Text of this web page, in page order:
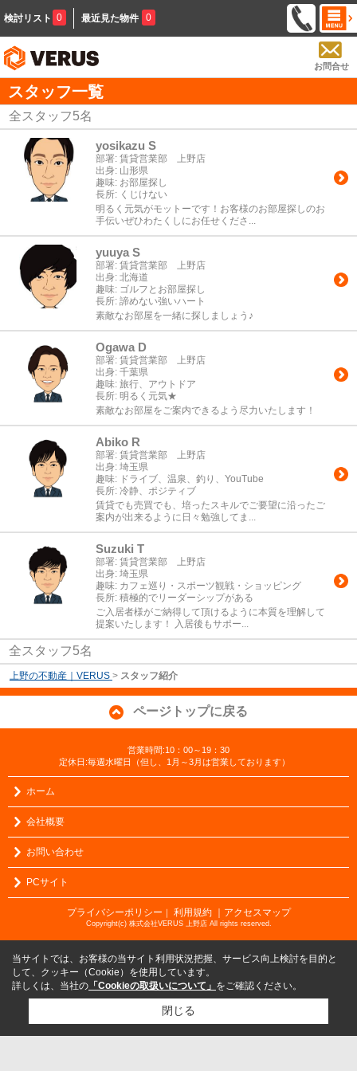
検討リスト 0 最近見た物件 0
お問合せ
スタッフ一覧
全スタッフ5名
yosikazu S
部署: 賃貸営業部 上野店
出身: 山形県
趣味: お部屋探し
長所: くじけない
明るく元気がモットーです！お客様のお部屋探しのお
手伝いぜひわたくしにお任せくださ...
yuuya S
部署: 賃貸営業部 上野店
出身: 北海道
趣味: ゴルフとお部屋探し
長所: 諦めない強いハート
素敵なお部屋を一緒に探しましょう♪
Ogawa D
部署: 賃貸営業部 上野店
出身: 千葉県
趣味: 旅行、アウトドア
長所: 明るく元気★
素敵なお部屋をご案内できるよう尽力いたします！
Abiko R
部署: 賃貸営業部 上野店
出身: 埼玉県
趣味: ドライブ、温泉、釣り、YouTube
長所: 冷静、ポジティブ
賃貸でも売買でも、培ったスキルでご要望に沿ったご
案内が出来るように日々勉強してま...
Suzuki T
部署: 賃貸営業部 上野店
出身: 埼玉県
趣味: カフェ巡り・スポーツ観戦・ショッピング
長所: 積極的でリーダーシップがある
ご入居者様がご納得して頂けるように本質を理解して
提案いたします！ 入居後もサポー...
全スタッフ5名
上野の不動産｜VERUS > スタッフ紹介
ページトップに戻る
営業時間:10：00～19：30
定休日:毎週水曜日（但し、1月～3月は営業しております）
ホーム
会社概要
お問い合わせ
PCサイト
プライバシーポリシー ｜ 利用規約 ｜アクセスマップ
Copyright(c) 株式会社VERUS 上野店 All rights reserved.
当サイトでは、お客様の当サイト利用状況把握、サービス向上検討を目的と
して、クッキー（Cookie）を使用しています。
詳しくは、当社の 「Cookieの取扱いについて」 をご確認ください。
閉じる